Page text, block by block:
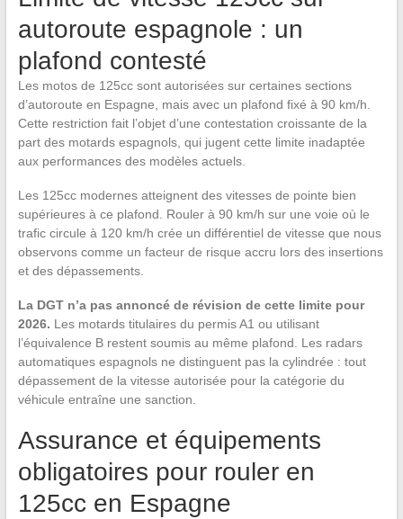
autoroute espagnole : un
plafond contesté
Les motos de 125cc sont autorisées sur certaines sections
d’autoroute en Espagne, mais avec un plafond fixé à 90 km/h.
Cette restriction fait l’objet d’une contestation croissante de la
part des motards espagnols, qui jugent cette limite inadaptée
aux performances des modèles actuels.
Les 125cc modernes atteignent des vitesses de pointe bien
supérieures à ce plafond. Rouler à 90 km/h sur une voie où le
trafic circule à 120 km/h crée un différentiel de vitesse que nous
observons comme un facteur de risque accru lors des insertions
et des dépassements.
La DGT n’a pas annoncé de révision de cette limite pour
2026. Les motards titulaires du permis A1 ou utilisant
l’équivalence B restent soumis au même plafond. Les radars
automatiques espagnols ne distinguent pas la cylindrée : tout
dépassement de la vitesse autorisée pour la catégorie du
véhicule entraîne une sanction.
Assurance et équipements
obligatoires pour rouler en
125cc en Espagne